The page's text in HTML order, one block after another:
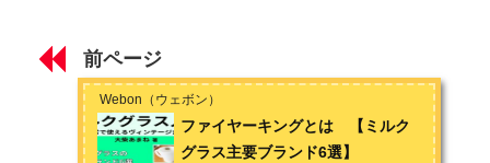
第1章 ミルクグラスの種類
ミルクグラスの種類 ～どんな色と形がある？～
店に通い流通をチェックしている。
お問い合わせはこちら から
前ページ
Webon（ウェボン）
ファイヤーキングとは 【ミルク
グラス主要ブランド6選】